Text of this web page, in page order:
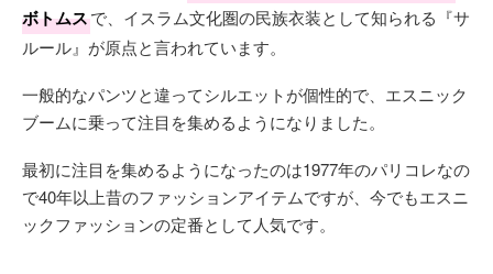
ボトムスで、イスラム文化圏の民族衣装として知られる『サ
ルール』が原点と言われています。
一般的なパンツと違ってシルエットが個性的で、エスニック
ブームに乗って注目を集めるようになりました。
最初に注目を集めるようになったのは1977年のパリコレなの
で40年以上昔のファッションアイテムですが、今でもエスニ
ックファッションの定番として人気です。